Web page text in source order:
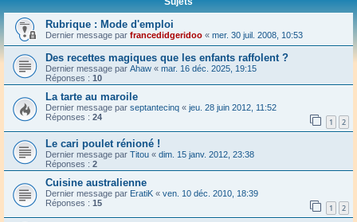
Rubrique : Mode d'emploi
Dernier message par francedidgeridoo « mer. 30 juil. 2008, 10:53
Des recettes magiques que les enfants raffolent ?
Dernier message par Ahaw « mar. 16 déc. 2025, 19:15
Réponses : 10
La tarte au maroile
Dernier message par septantecinq « jeu. 28 juin 2012, 11:52
Réponses : 24 1 2
Le cari poulet rénioné !
Dernier message par Titou « dim. 15 janv. 2012, 23:38
Réponses : 2
Cuisine australienne
Dernier message par EratiK « ven. 10 déc. 2010, 18:39
Réponses : 15 1 2